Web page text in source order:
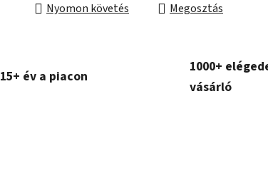
Nyomon követés
Megosztás
15+ év a piacon
1000+
vásárló